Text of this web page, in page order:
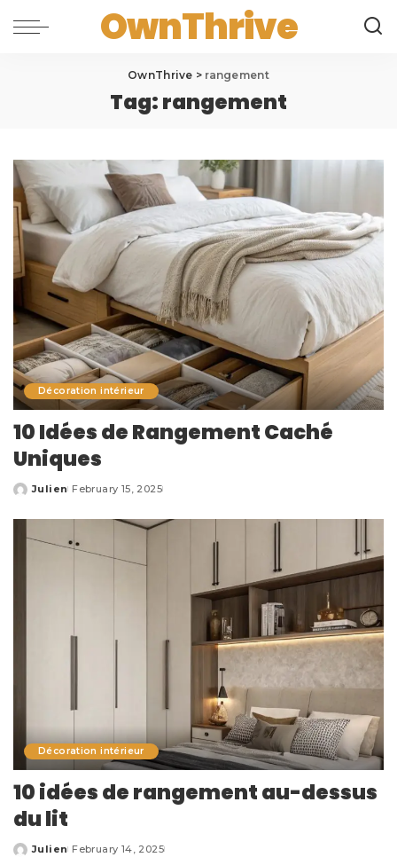
OwnThrive
OwnThrive > rangement
Tag:rangement
Décoration intérieur
10 Idées de Rangement Caché
Uniques
Posted
Julien February 15, 2025
Décoration intérieur
10 idées de rangement au-dessus
du lit
Posted
Julien February 14, 2025